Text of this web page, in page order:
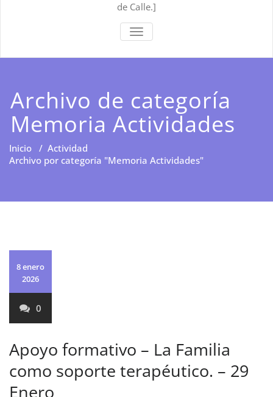
de Calle.]
ALTERNAR
LA
Archivo de categoría
Memoria Actividades
Inicio / Actividad
Archivo por categoría "Memoria Actividades"
8 enero
2026
0
Apoyo formativo – La Familia
como soporte terapéutico. – 29
Enero